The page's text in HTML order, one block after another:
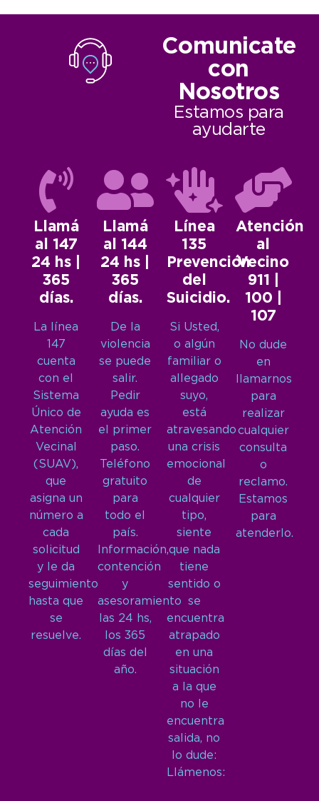
Comunicate
con
Nosotros
Estamos para
ayudarte
Llamá
al 147
24 hs |
365
días.
La línea
147
cuenta
con el
Sistema
Único de
Atención
Vecinal
(SUAV),
que
asigna un
número a
cada
solicitud
y le da
seguimiento
hasta que
se
resuelve.
Llamá
al 144
24 hs |
365
días.
De la
violencia
se puede
salir.
Pedir
ayuda es
el primer
paso.
Teléfono
gratuito
para
todo el
país.
Información,
contención
y
asesoramiento
las 24 hs,
los 365
días del
año.
Línea
135
Prevención
del
Suicidio.
Si Usted,
o algún
familiar o
allegado
suyo,
está
atravesando
una crisis
emocional
de
cualquier
tipo,
siente
que nada
tiene
sentido o
se
encuentra
atrapado
en una
situación
a la que
no le
encuentra
salida, no
lo dude:
Llámenos:
Atención
al
Vecino
911 |
100 |
107
No dude
en
llamarnos
para
realizar
cualquier
consulta
o
reclamo.
Estamos
para
atenderlo.